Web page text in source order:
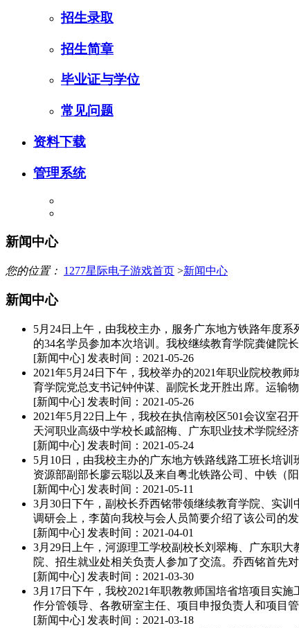
招生录取
招生简章
毕业证与学位
常见问题
资料下载
管理系统
新闻中心
您的位置： 1277星际电子游戏首页 >新闻中心
新闻中心
5月24日上午，由我校主办，服务广东地方铁路年度
的34名学员参加本次培训。我校继续教育学院龚健院
[新闻中心] 发表时间：2021-05-26
2021年5月24日下午，我校举办的2021年职业院校教
育学院党总支书记钟仲谋、副院长龙开胜出席。运输
[新闻中心] 发表时间：2021-05-26
2021年5月22日上午，我校在执信南校区501会议室
天河职业高级中学校长戚韶梅、广东职业技术学院经
[新闻中心] 发表时间：2021-05-24
5月10日，由我校主办的广东地方铁路线路工班长培
资源部副部长廖云聪以及来自粤北铁路公司、中铁（
[新闻中心] 发表时间：2021-05-11
3月30日下午，副校长乔西铭带领继续教育学院、实
调研会上，李茵向我校与会人员简要介绍了该公司的
[新闻中心] 发表时间：2021-04-01
3月29日上午，河源理工学校副校长刘翠梅、广东职
院、招生就业处相关负责人参加了交流。乔西铭首先
[新闻中心] 发表时间：2021-03-30
3月17日下午，我校2021年职教教师国培省培项目实
作分管领导、各教研室主任、项目申报负责人和项目
[新闻中心] 发表时间：2021-03-18